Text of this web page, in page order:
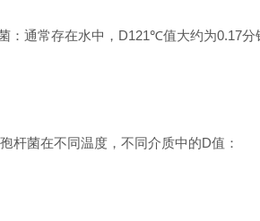
：通常存在水中， D121℃值大约为0.17分
杆菌在不同温度，不同介质中的D值：